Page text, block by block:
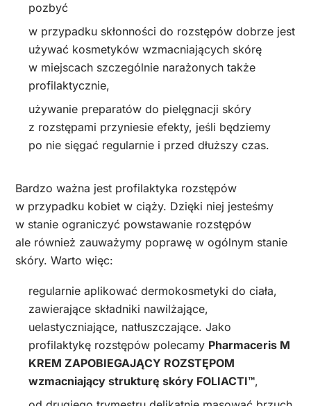
pozbyć
w przypadku skłonności do rozstępów dobrze jest
używać kosmetyków wzmacniających skórę
w miejscach szczególnie narażonych także
profilaktycznie,
używanie preparatów do pielęgnacji skóry
z rozstępami przyniesie efekty, jeśli będziemy
po nie sięgać regularnie i przed dłuższy czas.
Bardzo ważna jest profilaktyka rozstępów
w przypadku kobiet w ciąży. Dzięki niej jesteśmy
w stanie ograniczyć powstawanie rozstępów
ale również zauważymy poprawę w ogólnym stanie
skóry. Warto więc:
regularnie aplikować dermokosmetyki do ciała,
zawierające składniki nawilżające,
uelastyczniające, natłuszczające. Jako
profilaktykę rozstępów polecamy Pharmaceris M
KREM ZAPOBIEGAJĄCY ROZSTĘPOM
wzmacniający strukturę skóry FOLIACTI™,